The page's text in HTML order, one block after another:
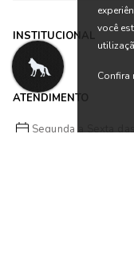
INSTITUCIONAL
AJUDA
ATENDIMENTO
Segunda a Sexta
você
Confira